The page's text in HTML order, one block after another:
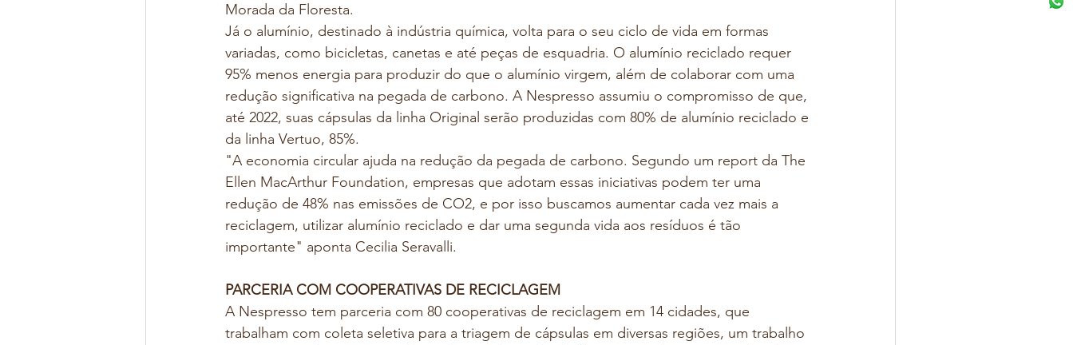
Morada da Floresta.
Já o alumínio, destinado à indústria química, volta para o seu ciclo de vida em formas
variadas, como bicicletas, canetas e até peças de esquadria. O alumínio reciclado requer
95% menos energia para produzir do que o alumínio virgem, além de colaborar com uma
redução significativa na pegada de carbono. A Nespresso assumiu o compromisso de que,
até 2022, suas cápsulas da linha Original serão produzidas com 80% de alumínio reciclado e
da linha Vertuo, 85%.
"A economia circular ajuda na redução da pegada de carbono. Segundo um report da The
Ellen MacArthur Foundation, empresas que adotam essas iniciativas podem ter uma
redução de 48% nas emissões de CO2, e por isso buscamos aumentar cada vez mais a
reciclagem, utilizar alumínio reciclado e dar uma segunda vida aos resíduos é tão
importante" aponta Cecilia Seravalli.
PARCERIA COM COOPERATIVAS DE RECICLAGEM
A Nespresso tem parceria com 80 cooperativas de reciclagem em 14 cidades, que
trabalham com coleta seletiva para a triagem de cápsulas em diversas regiões, um trabalho